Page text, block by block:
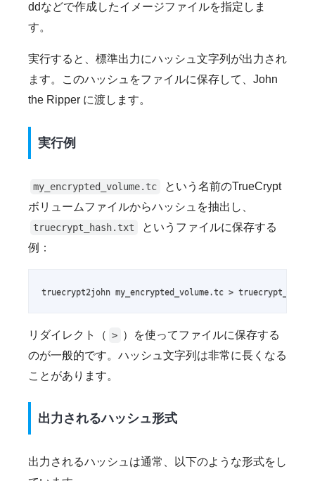
ddなどで作成したイメージファイルを指定しま
す。
実行すると、標準出力にハッシュ文字列が出力され
ます。このハッシュをファイルに保存して、John
the Ripper に渡します。
実行例
my_encrypted_volume.tc
という名前のTrueCrypt
ボリュームファイルからハッシュを抽出し、
truecrypt_hash.txt
というファイルに保存する
例：
truecrypt2john my_encrypted_volume.tc >
リダイレクト（ > ）を使ってファイルに保存する
のが一般的です。ハッシュ文字列は非常に長くなる
ことがあります。
出力されるハッシュ形式
出力されるハッシュは通常、以下のような形式をし